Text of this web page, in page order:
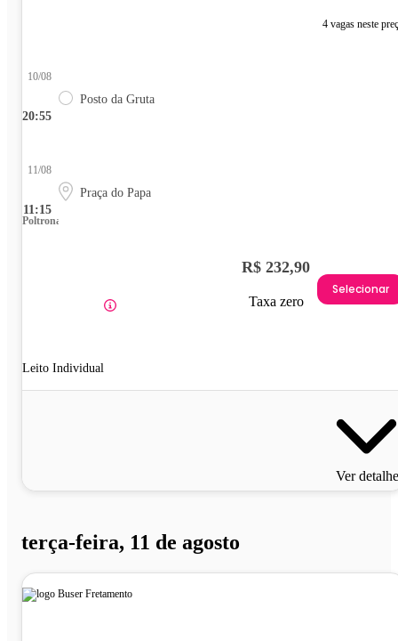
4 vagas neste
20:55
10/08
Posto da Gruta
11:15
11/08
Praça do Papa
Poltrona
Leito Individual
R$ 232,90
Taxa zero
Selecionar
Ver
terça-feira, 11 de agosto